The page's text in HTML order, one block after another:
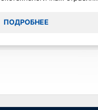
ПОДРОБНЕЕ